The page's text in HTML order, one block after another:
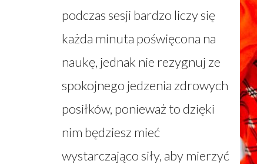
podczas sesji bardzo liczy się
każda minuta poświęcona na
naukę, jednak nie rezygnuj ze
spokojnego jedzenia zdrowych
posiłków, ponieważ to dzięki
nim będziesz mieć
wystarczająco siły, aby mierzyć